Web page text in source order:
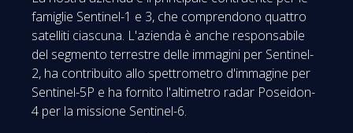
famiglie Sentinel-1 e 3, che comprendono quattro
satelliti ciascuna. L'azienda è anche responsabile
del segmento terrestre delle immagini per Sentinel-
2, ha contribuito allo spettrometro d'immagine per
Sentinel-5P e ha fornito l'altimetro radar Poseidon-
4 per la missione Sentinel-6.